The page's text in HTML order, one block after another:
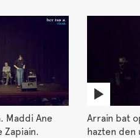
Maddi Ane
Zapiain.
Arrain bat
hazten den